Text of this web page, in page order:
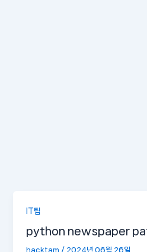
IT팁
python newspaper
hacktam / 2024년 06월 26일